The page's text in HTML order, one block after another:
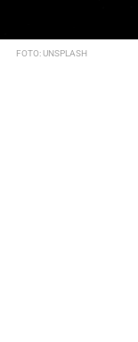
FOTO: UNSPLASH